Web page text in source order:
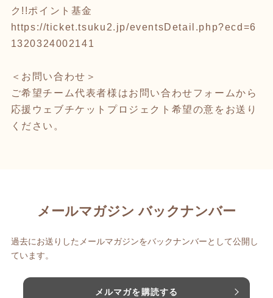
ク!!ポイント基金
https://ticket.tsuku2.jp/eventsDetail.php?ecd=6
1320324002141
＜お問い合わせ＞
ご希望チーム代表者様はお問い合わせフォームから
応援ウェブチケットプロジェクト希望の意をお送り
ください。
メールマガジン バックナンバー
過去にお送りしたメールマガジンをバックナンバーとして公開し
ています。
メルマガを購読する